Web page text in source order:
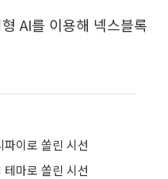
AI를 이용해 넥스블록
파이로 쏠린 시선
마로 쏠린 시선